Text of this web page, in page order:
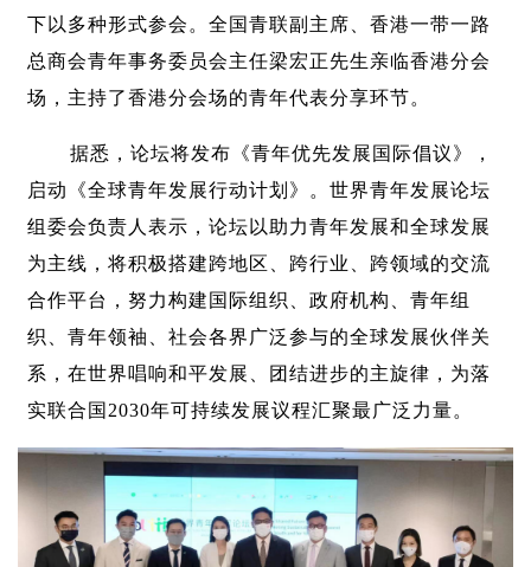
下以多种形式参会。全国青联副主席、香港一带一路
总商会青年事务委员会主任梁宏正先生亲临香港分会
场，主持了香港分会场的青年代表分享环节。
据悉，论坛将发布《青年优先发展国际倡议》，
启动《全球青年发展行动计划》。世界青年发展论坛
组委会负责人表示，论坛以助力青年发展和全球发展
为主线，将积极搭建跨地区、跨行业、跨领域的交流
合作平台，努力构建国际组织、政府机构、青年组
织、青年领袖、社会各界广泛参与的全球发展伙伴关
系，在世界唱响和平发展、团结进步的主旋律，为落
实联合国2030年可持续发展议程汇聚最广泛力量。